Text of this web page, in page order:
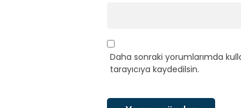
Daha sonraki yorumlarımda
tarayıcıya kaydedilsin.